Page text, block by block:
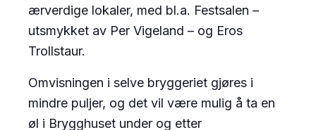
ærverdige lokaler, med bl.a. Festsalen –
utsmykket av Per Vigeland – og Eros
Trollstaur.
Omvisningen i selve bryggeriet gjøres i
mindre puljer, og det vil være mulig å ta en
øl i Brygghuset under og etter